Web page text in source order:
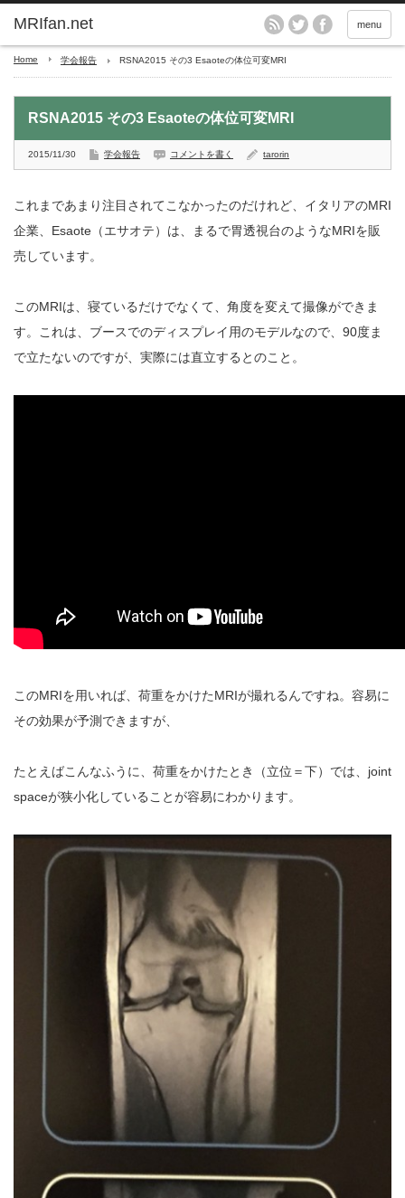
MRIfan.net menu
Home 学会報告 RSNA2015 その3 Esaoteの体位可変MRI
RSNA2015 その3 Esaoteの体位可変MRI
2015/11/30 学会報告 コメントを書く tarorin
これまであまり注目されてこなかったのだけれど、イタリアのMRI
企業、Esaote（エサオテ）は、まるで胃透視台のようなMRIを販
売しています。
このMRIは、寝ているだけでなくて、角度を変えて撮像ができま
す。これは、ブースでのディスプレイ用のモデルなので、90度ま
で立たないのですが、実際には直立するとのこと。
このMRIを用いれば、荷重をかけたMRIが撮れるんですね。容易に
その効果が予測できますが、
たとえばこんなふうに、荷重をかけたとき（立位＝下）では、joint
spaceが狭小化していることが容易にわかります。